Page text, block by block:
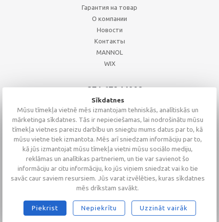
Гарантия на товар
О компании
Новости
Контакты
MANNOL
WIX
+371 67244008
+371 67271055
+371 26002793
2026 © Altaserviss SIA
Sīkdatnes
Mūsu tīmekļa vietnē mēs izmantojam tehniskās, analītiskās un
mārketinga sīkdatnes. Tās ir nepieciešamas, lai nodrošinātu mūsu
tīmekļa vietnes pareizu darbību un sniegtu mums datus par to, kā
mūsu vietne tiek izmantota. Mēs arī sniedzam informāciju par to,
kā jūs izmantojat mūsu tīmekļa vietni mūsu sociālo mediju,
reklāmas un analītikas partneriem, un tie var savienot šo
informāciju ar citu informāciju, ko jūs viņiem sniedzat vai ko tie
savāc caur saviem resursiem. Jūs varat izvēlēties, kuras sīkdatnes
mēs drīkstam savākt.
Piekrist Nepiekrītu Uzzināt vairāk